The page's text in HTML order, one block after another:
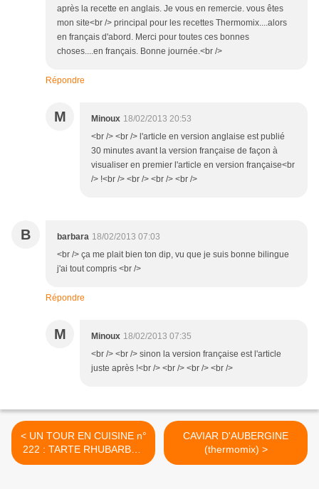
après la recette en anglais. Je vous en remercie. vous êtes
mon site<br /> principal pour les recettes Thermomix....alors
en français d'abord. Merci pour toutes ces bonnes
choses....en français. Bonne journée.<br />
Répondre
M Minoux 18/02/2013 20:53
<br /> <br /> l'article en version anglaise est publié
30 minutes avant la version française de façon à
visualiser en premier l'article en version française<br
/> !<br /> <br /> <br /> <br />
B barbara 18/02/2013 07:03
<br /> ça me plait bien ton dip, vu que je suis bonne bilingue
j'ai tout compris <br />
Répondre
M Minoux 18/02/2013 07:35
<br /> <br /> sinon la version française est l'article
juste après !<br /> <br /> <br /> <br />
< UN TOUR EN CUISINE n°
222 : TARTE RHUBARBE -
LAIT CONCENTRE (
CAVIAR D'AUBERGINE
(thermomix) >